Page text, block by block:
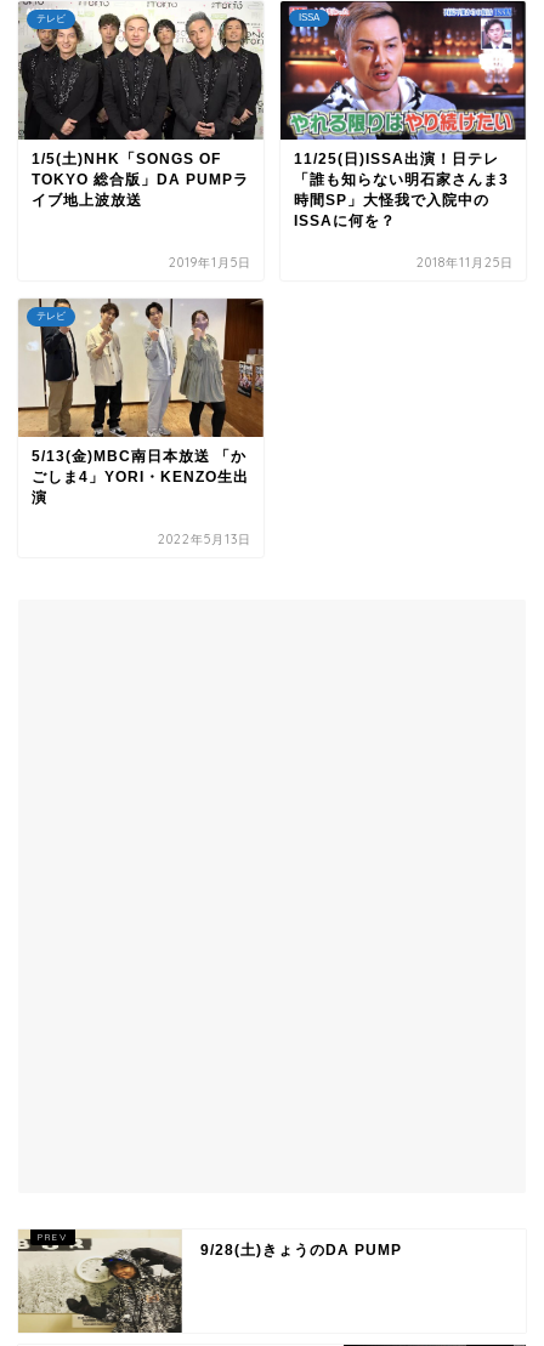
テレビ
1/5(土)NHK「SONGS OF
TOKYO 総合版」DA PUMPラ
イブ地上波放送
2019年1月5日
ISSA
11/25(日)ISSA出演！日テレ
「誰も知らない明石家さんま3
時間SP」大怪我で入院中の
ISSAに何を？
2018年11月25日
テレビ
5/13(金)MBC南日本放送 「か
ごしま4」YORI・KENZO生出
演
2022年5月13日
9/28(土)きょうのDA PUMP